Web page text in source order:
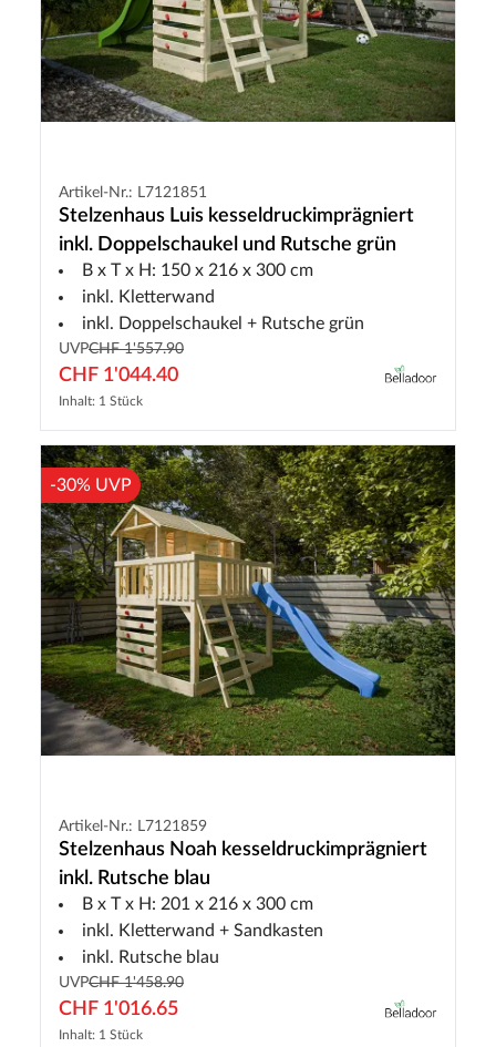
Artikel-Nr.: L7121851
Stelzenhaus Luis kesseldruckimprägniert
inkl. Doppelschaukel und Rutsche grün
B x T x H: 150 x 216 x 300 cm
inkl. Kletterwand
inkl. Doppelschaukel + Rutsche grün
UVPCHF 1'557.90
CHF 1'044.40
Inhalt: 1 Stück
-30% UVP
Artikel-Nr.: L7121859
Stelzenhaus Noah kesseldruckimprägniert
inkl. Rutsche blau
B x T x H: 201 x 216 x 300 cm
inkl. Kletterwand + Sandkasten
inkl. Rutsche blau
UVPCHF 1'458.90
CHF 1'016.65
Inhalt: 1 Stück